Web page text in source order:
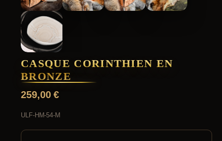
CASQUE CORINTHIEN EN
BRONZE
259,00€
ULF-HM-54-M